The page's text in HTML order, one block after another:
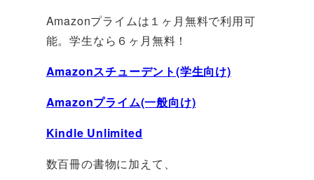
Amazonプライムは１ヶ月無料で利用可
能。学生なら６ヶ月無料！
Amazonスチューデント(学生向け)
Amazonプライム(一般向け)
Kindle Unlimited
数百冊の書物に加えて、